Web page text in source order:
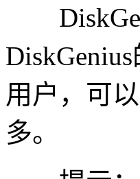
用户，可
多。